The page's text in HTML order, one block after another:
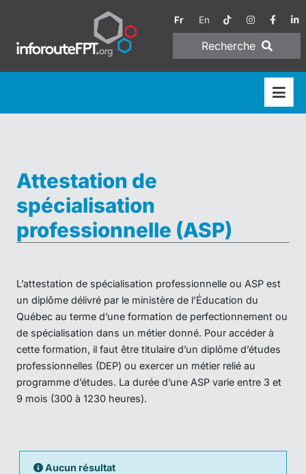
Fr En
Recherche
Attestation de
spécialisation
professionnelle (ASP)
L’attestation de spécialisation professionnelle ou ASP est
un diplôme délivré par le ministère de l’Éducation du
Québec au terme d’une formation de perfectionnement ou
de spécialisation dans un métier donné. Pour accéder à
cette formation, il faut être titulaire d’un diplôme d’études
professionnelles (DEP) ou exercer un métier relié au
programme d’études. La durée d’une ASP varie entre 3 et
9 mois (300 à 1230 heures).
Aucun résultat